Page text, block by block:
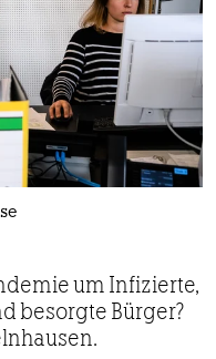
um Infizierte,
besorgte Bürger?